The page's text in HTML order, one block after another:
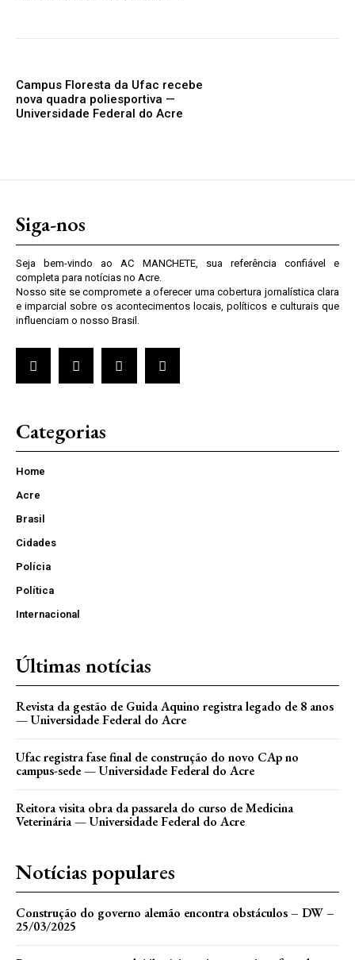
Campus Floresta da Ufac recebe
nova quadra poliesportiva —
Universidade Federal do Acre
Siga-nos
Seja bem-vindo ao AC MANCHETE, sua referência confiável e
completa para notícias no Acre.
Nosso site se compromete a oferecer uma cobertura jornalística clara
e imparcial sobre os acontecimentos locais, políticos e culturais que
influenciam o nosso Brasil.
Categorias
Home
Acre
Brasil
Cidades
Polícia
Política
Internacional
Últimas notícias
Revista da gestão de Guida Aquino registra legado de 8 anos
— Universidade Federal do Acre
Ufac registra fase final de construção do novo CAp no
campus-sede — Universidade Federal do Acre
Reitora visita obra da passarela do curso de Medicina
Veterinária — Universidade Federal do Acre
Notícias populares
Construção do governo alemão encontra obstáculos – DW –
25/03/2025